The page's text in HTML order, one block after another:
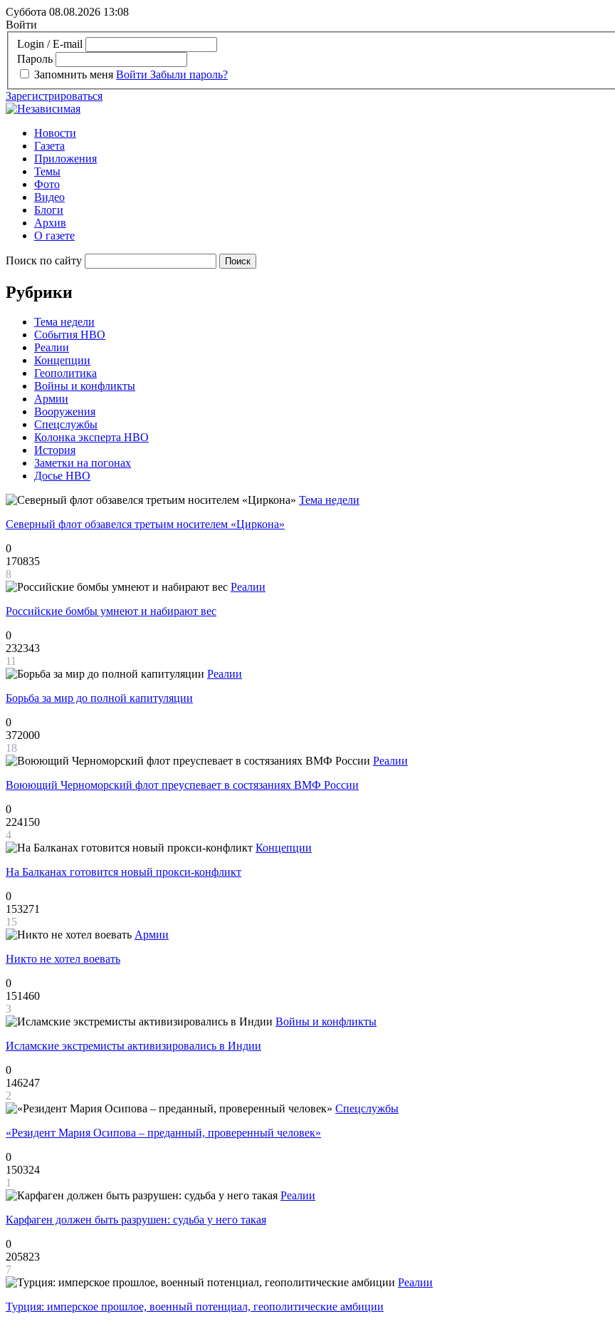
Суббота 08.08.2026 13:08
Войти
Login / E-mail
Пароль
Запомнить меня Войти Забыли пароль?
Зарегистрироваться
Новости
Газета
Приложения
Темы
Фото
Видео
Блоги
Архив
О газете
Поиск по сайту
Рубрики
Тема недели
События НВО
Реалии
Концепции
Геополитика
Войны и конфликты
Армии
Вооружения
Спецслужбы
Колонка эксперта НВО
История
Заметки на погонах
Досье НВО
Тема недели
Северный флот обзавелся третьим носителем «Циркона»
0
170835
8
Реалии
Российские бомбы умнеют и набирают вес
0
232343
11
Реалии
Борьба за мир до полной капитуляции
0
372000
18
Реалии
Воюющий Черноморский флот преуспевает в состязаниях ВМФ России
0
224150
4
Концепции
На Балканах готовится новый прокси-конфликт
0
153271
15
Армии
Никто не хотел воевать
0
151460
3
Войны и конфликты
Исламские экстремисты активизировались в Индии
0
146247
2
Спецслужбы
«Резидент Мария Осипова – преданный, проверенный человек»
0
150324
1
Реалии
Карфаген должен быть разрушен: судьба у него такая
0
205823
7
Реалии
Турция: имперское прошлое, военный потенциал, геополитические амбиции